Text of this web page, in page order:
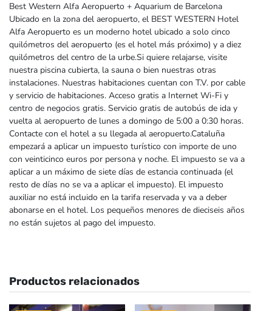
Best Western Alfa Aeropuerto + Aquarium de Barcelona
Ubicado en la zona del aeropuerto, el BEST WESTERN Hotel
Alfa Aeropuerto es un moderno hotel ubicado a solo cinco
quilómetros del aeropuerto (es el hotel más próximo) y a diez
quilómetros del centro de la urbe.Si quiere relajarse, visite
nuestra piscina cubierta, la sauna o bien nuestras otras
instalaciones. Nuestras habitaciones cuentan con T.V. por cable
y servicio de habitaciones. Acceso gratis a Internet Wi-Fi y
centro de negocios gratis. Servicio gratis de autobús de ida y
vuelta al aeropuerto de lunes a domingo de 5:00 a 0:30 horas.
Contacte con el hotel a su llegada al aeropuerto.Cataluña
empezará a aplicar un impuesto turístico con importe de uno
con veinticinco euros por persona y noche. El impuesto se va a
aplicar a un máximo de siete días de estancia continuada (el
resto de días no se va a aplicar el impuesto). El impuesto
auxiliar no está incluido en la tarifa reservada y va a deber
abonarse en el hotel. Los pequeños menores de dieciseis años
no están sujetos al pago del impuesto.
Productos relacionados